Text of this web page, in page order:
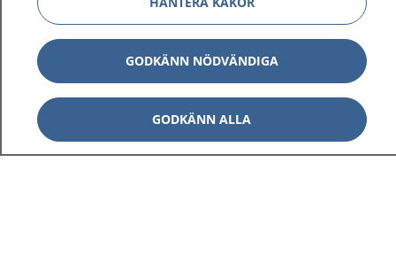
GODKÄNN NÖDVÄNDIGA
GODKÄNN ALLA